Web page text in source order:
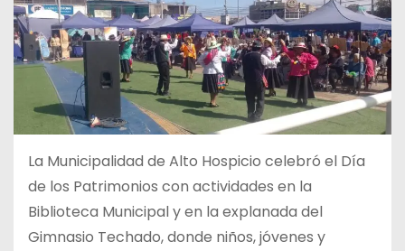
La Municipalidad de Alto Hospicio celebró el Día
de los Patrimonios con actividades en la
Biblioteca Municipal y en la explanada del
Gimnasio Techado, donde niños, jóvenes y